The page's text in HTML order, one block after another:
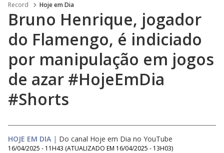
Record Hoje em Dia
Bruno Henrique, jogador
do Flamengo, é indiciado
por manipulação em jogos
de azar #HojeEmDia
#Shorts
HOJE EM DIA | Do canal Hoje em Dia no YouTube
16/04/2025 - 11H43 (ATUALIZADO EM 16/04/2025 - 13H03)